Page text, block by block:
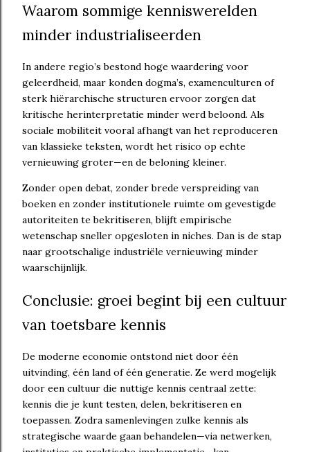
Waarom sommige kenniswerelden
minder industrialiseerden
In andere regio’s bestond hoge waardering voor
geleerdheid, maar konden dogma’s, examenculturen of
sterk hiërarchische structuren ervoor zorgen dat
kritische herinterpretatie minder werd beloond. Als
sociale mobiliteit vooral afhangt van het reproduceren
van klassieke teksten, wordt het risico op echte
vernieuwing groter—en de beloning kleiner.
Zonder open debat, zonder brede verspreiding van
boeken en zonder institutionele ruimte om gevestigde
autoriteiten te bekritiseren, blijft empirische
wetenschap sneller opgesloten in niches. Dan is de stap
naar grootschalige industriële vernieuwing minder
waarschijnlijk.
Conclusie: groei begint bij een cultuur
van toetsbare kennis
De moderne economie ontstond niet door één
uitvinding, één land of één generatie. Ze werd mogelijk
door een cultuur die nuttige kennis centraal zette:
kennis die je kunt testen, delen, bekritiseren en
toepassen. Zodra samenlevingen zulke kennis als
strategische waarde gaan behandelen—via netwerken,